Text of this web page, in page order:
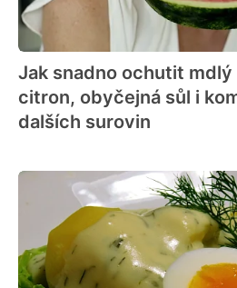
Jak snadno ochutit mdlý
citron, obyčejná sůl i
dalších surovin